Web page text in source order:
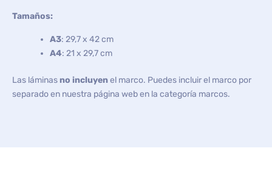
Tamaños:
A3: 29,7 x 42 cm
A4: 21 x 29,7 cm
Las láminas no incluyenel marco. Puedes incluir el marco por
separado en nuestra página web en la categoría marcos.